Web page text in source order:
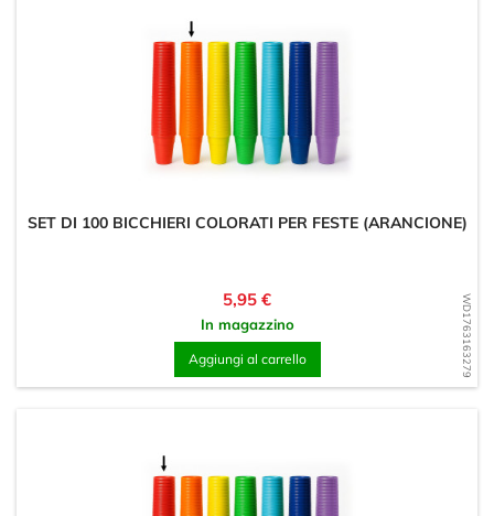
WD1763163279
SET DI 100 BICCHIERI COLORATI PER FESTE (ARANCIONE)
Prezzo
5,95 €
In magazzino
Aggiungi al carrello